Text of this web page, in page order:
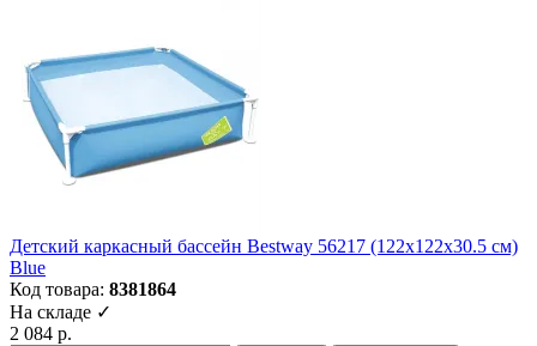
Детский каркасный бассейн Bestway 56217 (122х122х30.5 см)
Blue
Код товара: 8381864
На складе ✓
2 084 р.